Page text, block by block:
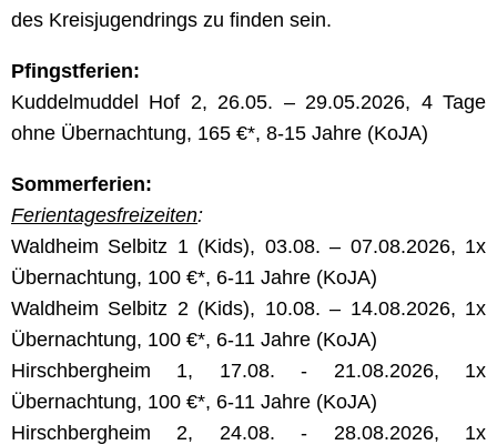
des Kreisjugendrings zu finden sein.
Pfingstferien:
Kuddelmuddel Hof 2, 26.05. – 29.05.2026, 4 Tage
ohne Übernachtung, 165 €*, 8-15 Jahre (KoJA)
Sommerferien:
Ferientagesfreizeiten:
Waldheim Selbitz 1 (Kids), 03.08. – 07.08.2026, 1x
Übernachtung, 100 €*, 6-11 Jahre (KoJA)
Waldheim Selbitz 2 (Kids), 10.08. – 14.08.2026, 1x
Übernachtung, 100 €*, 6-11 Jahre (KoJA)
Hirschbergheim 1, 17.08. - 21.08.2026, 1x
Übernachtung, 100 €*, 6-11 Jahre (KoJA)
Hirschbergheim 2, 24.08. - 28.08.2026, 1x